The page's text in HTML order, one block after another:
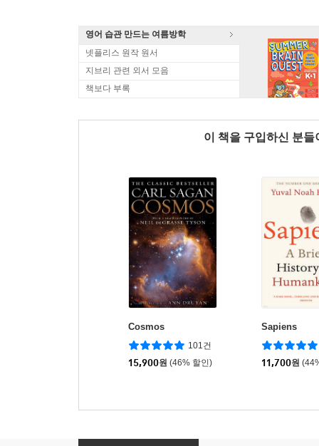
영어 습관 만드는 여름방학
넷플리스 원작 원서
지브리 관련 외서 모음
책보다 부록
이 책을 구입하신 분
Cosmos
101건
15,900원 (46% 할인)
Sapiens
11,700원